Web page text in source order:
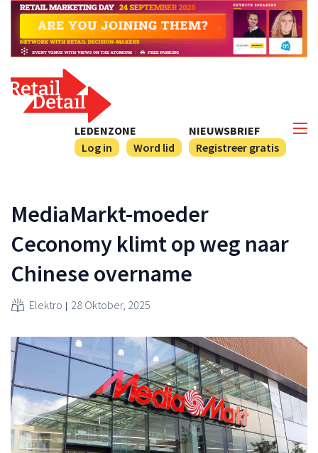
NIEUWSBRIEF
Registreer gratis
LEDENZONE
Log in
Word lid
MediaMarkt-moeder
Ceconomy klimt op weg naar
Chinese overname
Elektro 28 Oktober, 2025